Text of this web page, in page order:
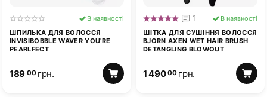
ШПИЛЬКА ДЛЯ ВОЛОССЯ
INVISIBOBBLE WAVER YOU'RE
PEARLFECT
В наявності
189 00 грн.
ШІТКА ДЛЯ СУШІННЯ ВОЛОССЯ
BJORN AXEN WET HAIR BRUSH
DETANGLING BLOWOUT
1 В наявності
1 490 00 грн.